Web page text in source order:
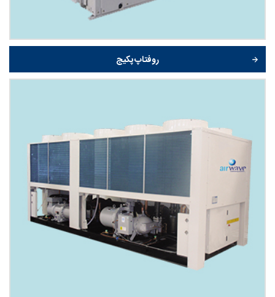
روفتاپ پکیج